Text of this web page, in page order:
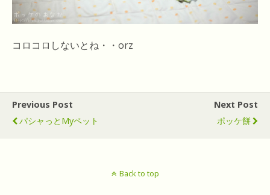
コロコロしないとね・・orz
Previous Post
パシャっとmyペット
Next Post
ポッケ餅
Back to top